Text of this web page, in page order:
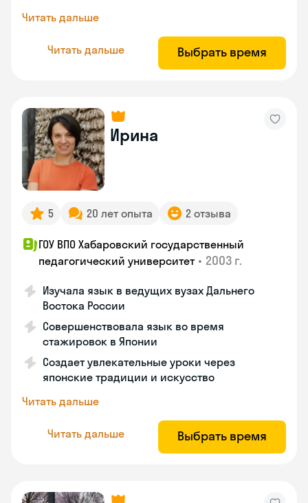
Читать дальше
Читать дальше Выбрать время
Ирина
5 20 лет опыта 2 отзыва
ГОУ ВПО Хабаровский государственный
педагогический университет • 2003 г.
Изучала язык в ведущих вузах Дальнего
Востока России
Совершенствовала язык во время
стажировок в Японии
Создает увлекательные уроки через
японские традиции и искусство
Читать дальше
Читать дальше Выбрать время